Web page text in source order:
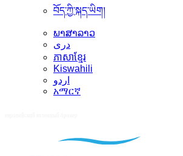
བོད་ཀྱི་སྐད་ཡིག།
ພາສາລາວ
دری
ភាសាខ្មែរ
Kiswahili
اردو
አማርኛ